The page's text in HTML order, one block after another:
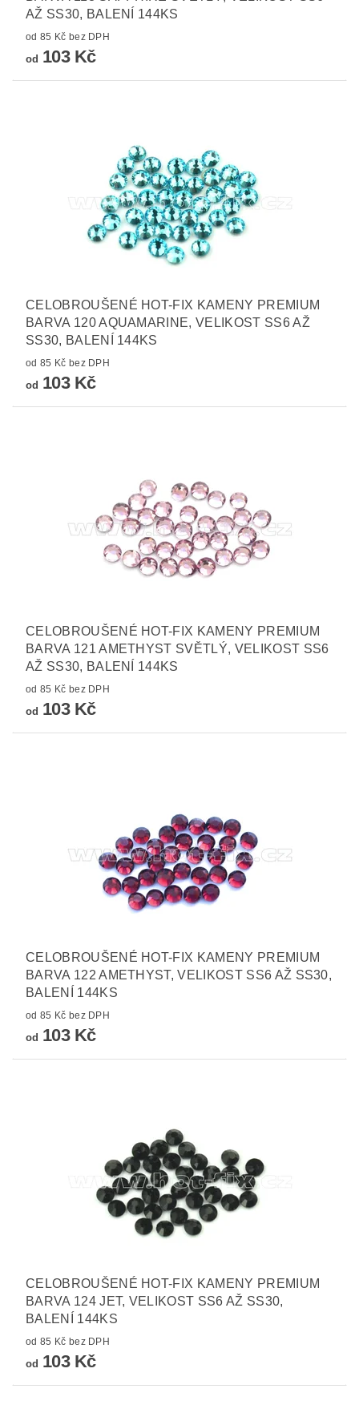
AŽ SS30, BALENÍ 144KS
od 85 Kč bez DPH
od 103 Kč
CELOBROUŠENÉ HOT-FIX KAMENY PREMIUM
BARVA 120 AQUAMARINE, VELIKOST SS6 AŽ
SS30, BALENÍ 144KS
od 85 Kč bez DPH
od 103 Kč
CELOBROUŠENÉ HOT-FIX KAMENY PREMIUM
BARVA 121 AMETHYST SVĚTLÝ, VELIKOST SS6
AŽ SS30, BALENÍ 144KS
od 85 Kč bez DPH
od 103 Kč
CELOBROUŠENÉ HOT-FIX KAMENY PREMIUM
BARVA 122 AMETHYST, VELIKOST SS6 AŽ SS30,
BALENÍ 144KS
od 85 Kč bez DPH
od 103 Kč
CELOBROUŠENÉ HOT-FIX KAMENY PREMIUM
BARVA 124 JET, VELIKOST SS6 AŽ SS30,
BALENÍ 144KS
od 85 Kč bez DPH
od 103 Kč